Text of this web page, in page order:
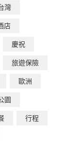
灣
店
慶祝
旅遊保險
歐洲
園
行程